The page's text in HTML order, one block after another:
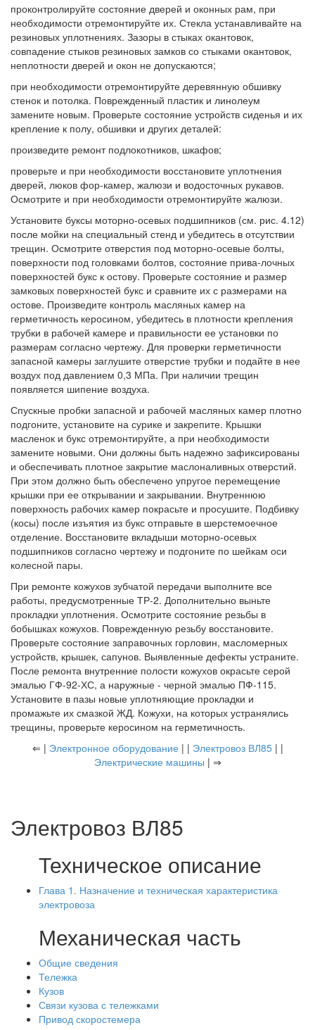
проконтролируйте состояние дверей и оконных рам, при
необходимости отремонтируйте их. Стекла устанавливайте на
резиновых уплотнениях. Зазоры в стыках окантовок,
совпадение стыков резиновых замков со стыками окантовок,
неплотности дверей и окон не допускаются;
при необходимости отремонтируйте деревянную обшивку
стенок и потолка. Поврежденный пластик и линолеум
замените новым. Проверьте состояние устройств сиденья и их
крепление к полу, обшивки и других деталей:
произведите ремонт подлокотников, шкафов;
проверьте и при необходимости восстановите уплотнения
дверей, люков фор-камер, жалюзи и водосточных рукавов.
Осмотрите и при необходимости отремонтируйте жалюзи.
Установите буксы моторно-осевых подшипников (см. рис. 4.12)
после мойки на специальный стенд и убедитесь в отсутствии
трещин. Осмотрите отверстия под моторно-осевые болты,
поверхности под головками болтов, состояние прива-лочных
поверхностей букс к остову. Проверьте состояние и размер
замковых поверхностей букс и сравните их с размерами на
остове. Произведите контроль масляных камер на
герметичность керосином, убедитесь в плотности крепления
трубки в рабочей камере и правильности ее установки по
размерам согласно чертежу. Для проверки герметичности
запасной камеры заглушите отверстие трубки и подайте в нее
воздух под давлением 0,3 МПа. При наличии трещин
появляется шипение воздуха.
Спускные пробки запасной и рабочей масляных камер плотно
подгоните, установите на сурике и закрепите. Крышки
масленок и букс отремонтируйте, а при необходимости
замените новыми. Они должны быть надежно зафиксированы
и обеспечивать плотное закрытие маслоналивных отверстий.
При этом должно быть обеспечено упругое перемещение
крышки при ее открывании и закрывании. Внутреннюю
поверхность рабочих камер покрасьте и просушите. Подбивку
(косы) после изъятия из букс отправьте в шерстемоечное
отделение. Восстановите вкладыши моторно-осевых
подшипников согласно чертежу и подгоните по шейкам оси
колесной пары.
При ремонте кожухов зубчатой передачи выполните все
работы, предусмотренные ТР-2. Дополнительно выньте
прокладки уплотнения. Осмотрите состояние резьбы в
бобышках кожухов. Поврежденную резьбу восстановите.
Проверьте состояние заправочных горловин, масломерных
устройств, крышек, сапунов. Выявленные дефекты устраните.
После ремонта внутренние полости кожухов окрасьте серой
эмалью ГФ-92-ХС, а наружные - черной эмалью ПФ-115.
Установите в пазы новые уплотняющие прокладки и
промажьте их смазкой ЖД. Кожухи, на которых устранялись
трещины, проверьте керосином на герметичность.
⇐ | Электронное оборудование | | Электровоз ВЛ85| |
Электрические машины | ⇒
Электровоз ВЛ85
Техническое описание
Глава 1. Назначение и техническая характеристика
электровоза
Механическая часть
Общие сведения
Тележка
Кузов
Связи кузова с тележками
Привод скоростемера